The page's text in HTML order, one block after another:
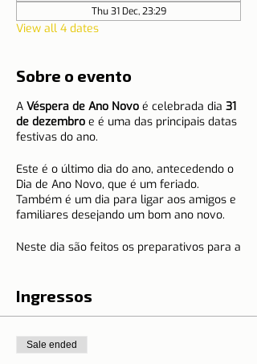
Thu 31 Dec, 23:29
View all 4 dates
Sobre o evento
A Véspera de Ano Novo é celebrada dia 31
de dezembro e é uma das principais datas
festivas do ano.
Este é o último dia do ano, antecedendo o
Dia de Ano Novo, que é um feriado.
Também é um dia para ligar aos amigos e
familiares desejando um bom ano novo.
Neste dia são feitos os preparativos para a
conhecido como Réveillon.
Tradições de Ano Novo
Ingressos
Sale ended